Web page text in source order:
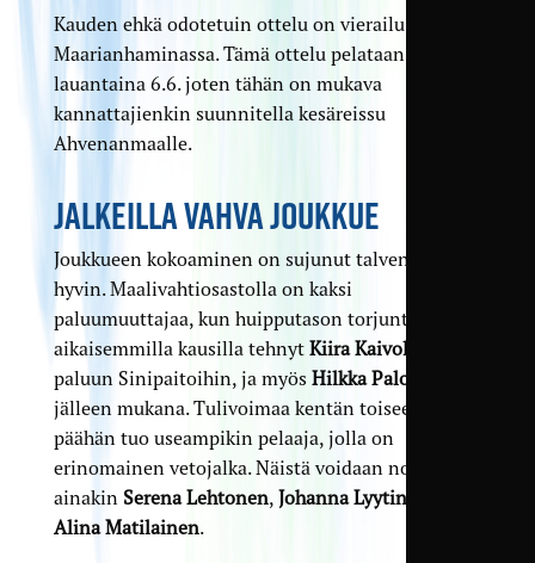
Kauden ehkä odotetuin ottelu on vierailu
Maarianhaminassa. Tämä ottelu pelataan
lauantaina 6.6. joten tähän on mukava
kannattajienkin suunnitella kesäreissu
Ahvenanmaalle.
JALKEILLA VAHVA JOUKKUE
Joukkueen kokoaminen on sujunut talven aikana
hyvin. Maalivahti­osastolla on kaksi
paluumuuttajaa, kun huipputason torjuntoja
aikaisemmilla kausilla tehnyt Kiira Kaivola
paluun Sinipaitoihin, ja myös Hilkka Palo
jälleen mukana. Tulivoimaa kentän toiseen
päähän tuo useampikin pelaaja, jolla on
erinomainen vetojalka. Näistä voidaan nostaa
ainakin Serena Lehtonen, Johanna Lyytinen
Alina Matilainen.